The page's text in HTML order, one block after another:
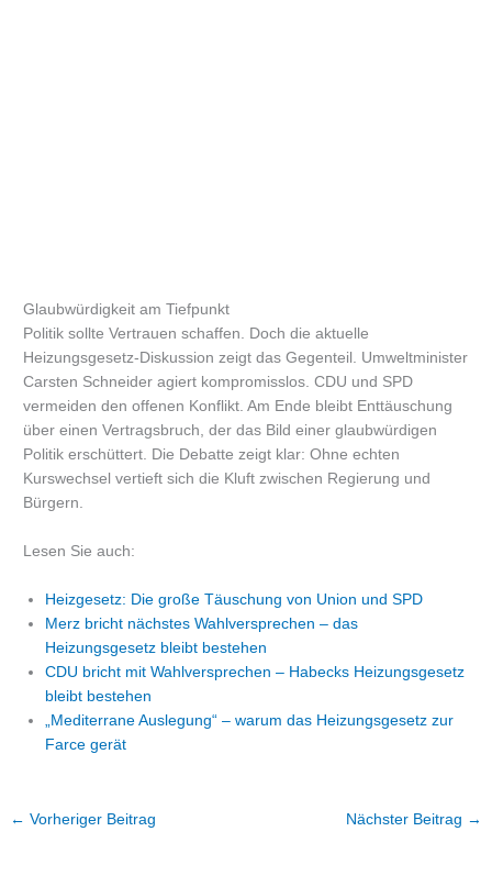
Glaubwürdigkeit am Tiefpunkt
Politik sollte Vertrauen schaffen. Doch die aktuelle
Heizungsgesetz-Diskussion zeigt das Gegenteil. Umweltminister
Carsten Schneider agiert kompromisslos. CDU und SPD
vermeiden den offenen Konflikt. Am Ende bleibt Enttäuschung
über einen Vertragsbruch, der das Bild einer glaubwürdigen
Politik erschüttert. Die Debatte zeigt klar: Ohne echten
Kurswechsel vertieft sich die Kluft zwischen Regierung und
Bürgern.
Lesen Sie auch:
Heizgesetz: Die große Täuschung von Union und SPD
Merz bricht nächstes Wahlversprechen – das
Heizungsgesetz bleibt bestehen
CDU bricht mit Wahlversprechen – Habecks Heizungsgesetz
bleibt bestehen
„Mediterrane Auslegung“ – warum das Heizungsgesetz zur
Farce gerät
← Vorheriger Beitrag Nächster Beitrag →